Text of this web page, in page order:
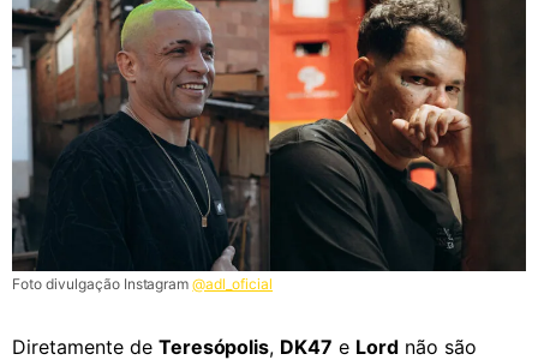
Foto divulgação Instagram@adl_oficial
Diretamente de Teresópolis, DK47 e Lord não são